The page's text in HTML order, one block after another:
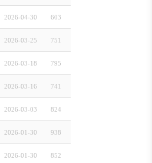
아카사카
2026-04-30 603
운동공지 (芝公園 アクアフ
2026-03-25 751
운동 (月島駅 佃中学校A)
2026-03-18 795
운동공지 (芝公園 アクアフ
2026-03-16 741
운동 (月島駅 佃中学校A)
2026-03-03 824
2/25(수) 1900-2100 운동공지 (
2026-01-30 938
운동공지 (芝公園 アクアフ
2026-01-30 852